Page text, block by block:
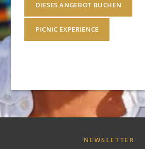
DIESES ANGEBOT BUCHEN
PICNIC EXPERIENCE
NEWSLETTER